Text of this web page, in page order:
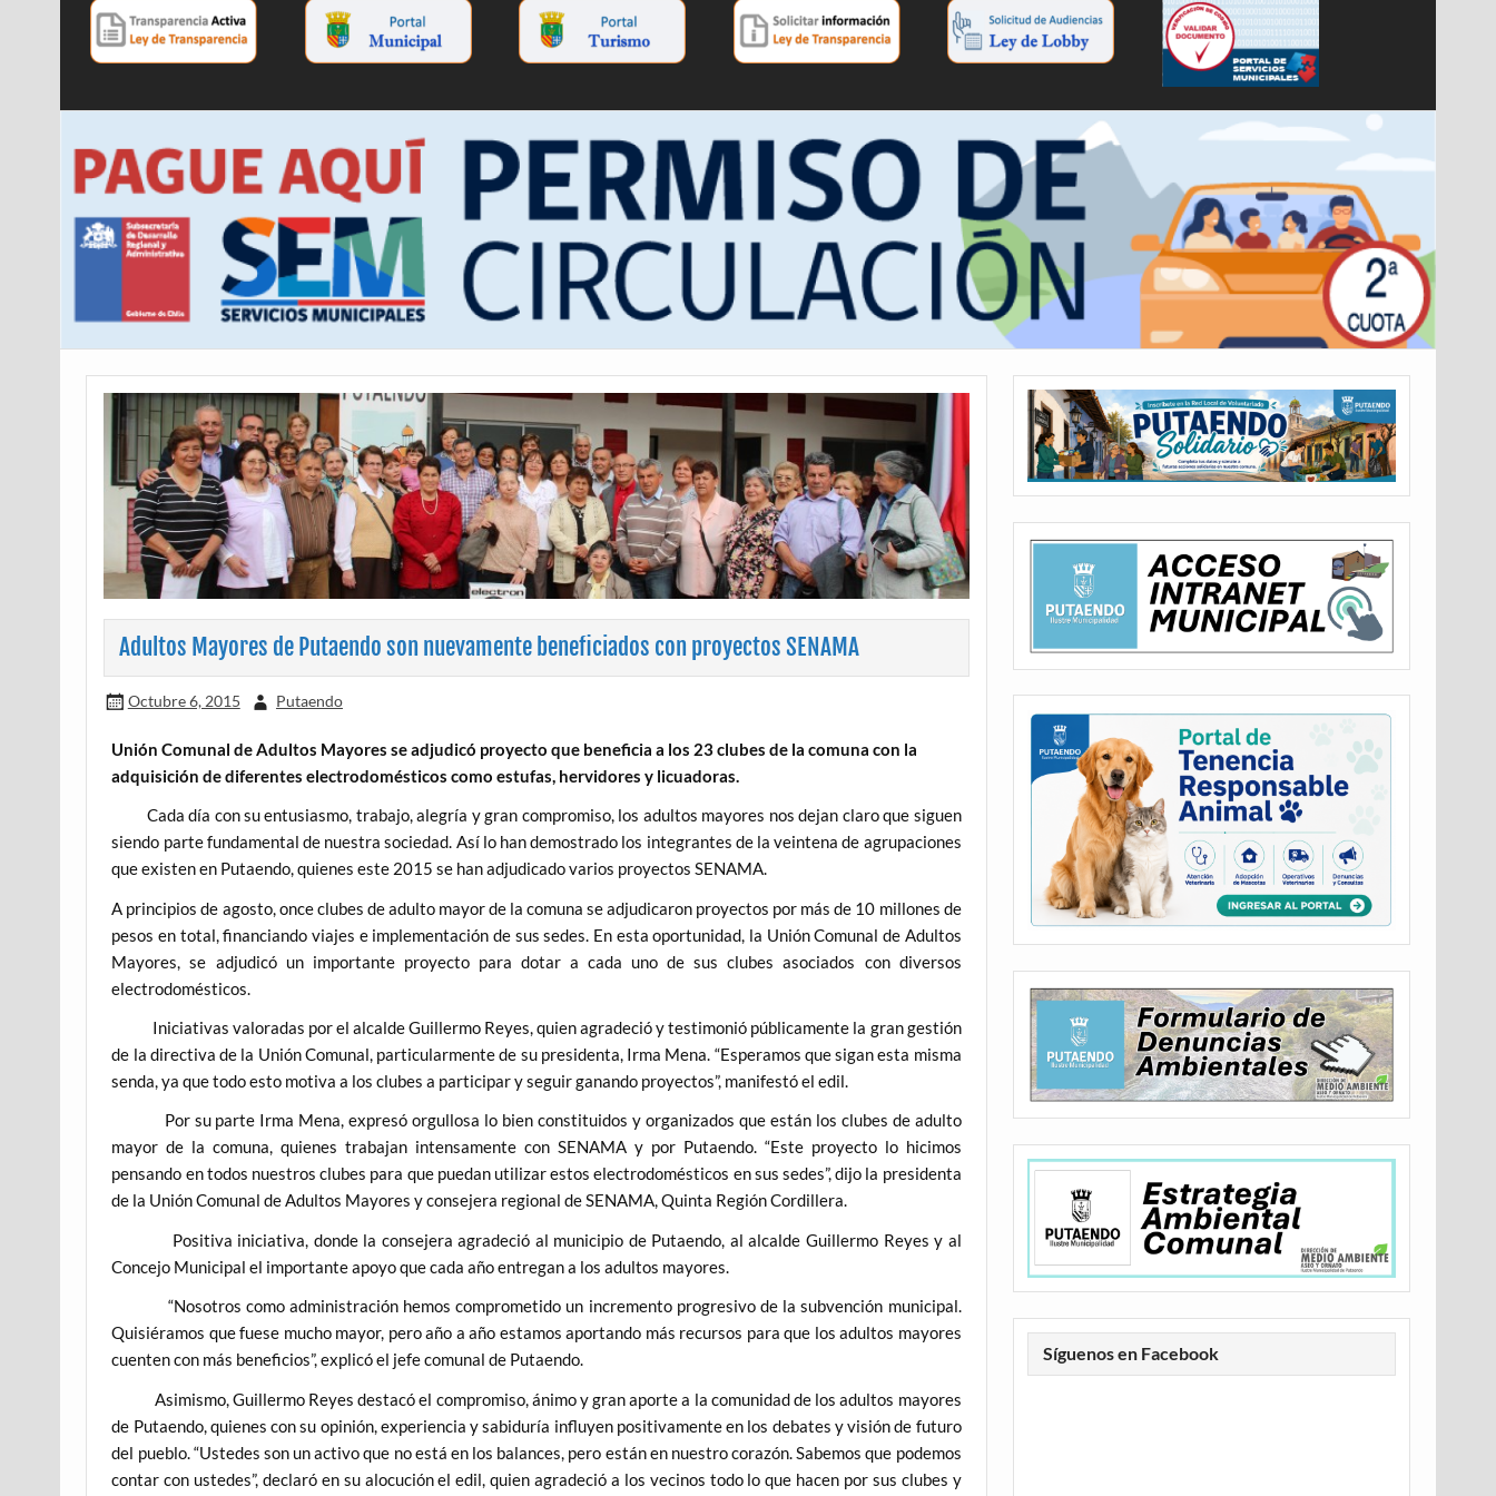
Adultos Mayores de Putaendo son nuevamente beneficiados con proyectos SENAMA
Octubre 6, 2015 Putaendo
Unión Comunal de Adultos Mayores se adjudicó proyecto que beneficia a los 23 clubes de la comuna con la
adquisición de diferentes electrodomésticos como estufas, hervidores y licuadoras.
Cada día con su entusiasmo, trabajo, alegría y gran compromiso, los adultos mayores nos dejan claro que siguen
siendo parte fundamental de nuestra sociedad. Así lo han demostrado los integrantes de la veintena de agrupaciones
que existen en Putaendo, quienes este 2015 se han adjudicado varios proyectos SENAMA.
A principios de agosto, once clubes de adulto mayor de la comuna se adjudicaron proyectos por más de 10 millones de
pesos en total, financiando viajes e implementación de sus sedes. En esta oportunidad, la Unión Comunal de Adultos
Mayores, se adjudicó un importante proyecto para dotar a cada uno de sus clubes asociados con diversos
electrodomésticos.
Iniciativas valoradas por el alcalde Guillermo Reyes, quien agradeció y testimonió públicamente la gran gestión
de la directiva de la Unión Comunal, particularmente de su presidenta, Irma Mena. “Esperamos que sigan esta misma
senda, ya que todo esto motiva a los clubes a participar y seguir ganando proyectos”, manifestó el edil.
Por su parte Irma Mena, expresó orgullosa lo bien constituidos y organizados que están los clubes de adulto
mayor de la comuna, quienes trabajan intensamente con SENAMA y por Putaendo. “Este proyecto lo hicimos
pensando en todos nuestros clubes para que puedan utilizar estos electrodomésticos en sus sedes”, dijo la presidenta
de la Unión Comunal de Adultos Mayores y consejera regional de SENAMA, Quinta Región Cordillera.
Positiva iniciativa, donde la consejera agradeció al municipio de Putaendo, al alcalde Guillermo Reyes y al
Concejo Municipal el importante apoyo que cada año entregan a los adultos mayores.
“Nosotros como administración hemos comprometido un incremento progresivo de la subvención municipal.
Quisiéramos que fuese mucho mayor, pero año a año estamos aportando más recursos para que los adultos mayores
cuenten con más beneficios”, explicó el jefe comunal de Putaendo.
Asimismo, Guillermo Reyes destacó el compromiso, ánimo y gran aporte a la comunidad de los adultos mayores
de Putaendo, quienes con su opinión, experiencia y sabiduría influyen positivamente en los debates y visión de futuro
del pueblo. “Ustedes son un activo que no está en los balances, pero están en nuestro corazón. Sabemos que podemos
contar con ustedes”, declaró en su alocución el edil, quien agradeció a los vecinos todo lo que hacen por sus clubes y
Síguenos en Facebook